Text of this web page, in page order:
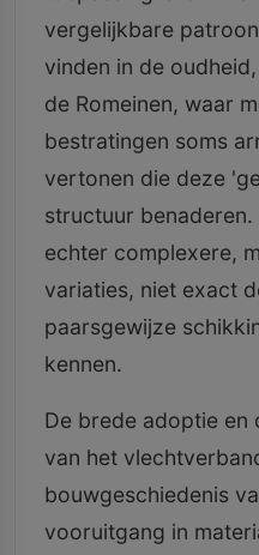
vergelijkbare
vinden in de
de Romeinen, waar
bestratingen soms
vertonen die deze
structuur
echter complexere,
variaties, niet exact
paarsgewijze
kennen.
De brede adoptie en
van het
bouwgeschiedenis
vooruitgang in